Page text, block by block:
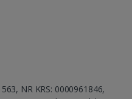
NR KRS: 0000961846,